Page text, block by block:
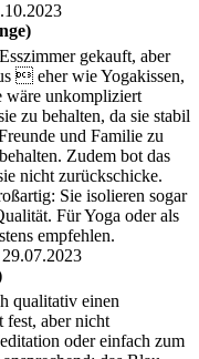
gekauft, aber
 eher wie Yogakissen,
wäre unkompliziert
zu behalten, da sie stabil
und Familie zu
Zudem bot das
nicht zurückschicke.
Sie isolieren sogar
Für Yoga oder als
empfehlen.
29.07.2023
qualitativ einen
aber nicht
oder einfach zum